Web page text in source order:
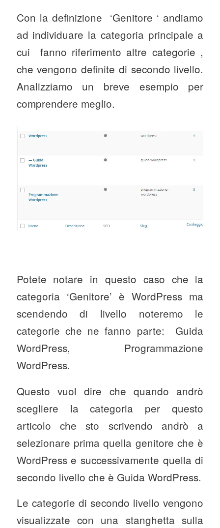
Con la definizione ‘Genitore ‘ andiamo
ad individuare la categoria principale a
cui fanno riferimento altre categorie ,
che vengono definite di secondo livello.
Analizziamo un breve esempio per
comprendere meglio.
Potete notare in questo caso che la
categoria ‘Genitore’ è WordPress ma
scendendo di livello noteremo le
categorie che ne fanno parte: Guida
WordPress, Programmazione
WordPress.
Questo vuol dire che quando andrò
scegliere la categoria per questo
articolo che sto scrivendo andrò a
selezionare prima quella genitore che è
WordPress e successivamente quella di
secondo livello che è Guida WordPress.
Le categorie di secondo livello vengono
visualizzate con una stanghetta sulla